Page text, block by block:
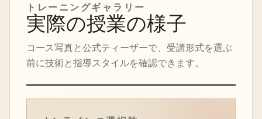
トレーニングギャラリー
実際の授業の様子
コース写真と公式ティーザーで、受講形式を選ぶ
前に技術と指導スタイルを確認できます。
オンラインコースのティーザー